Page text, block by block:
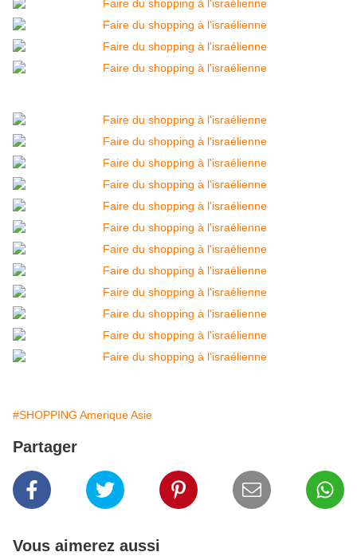
#SHOPPING Amerique Asie
Partager
Vous aimerez aussi